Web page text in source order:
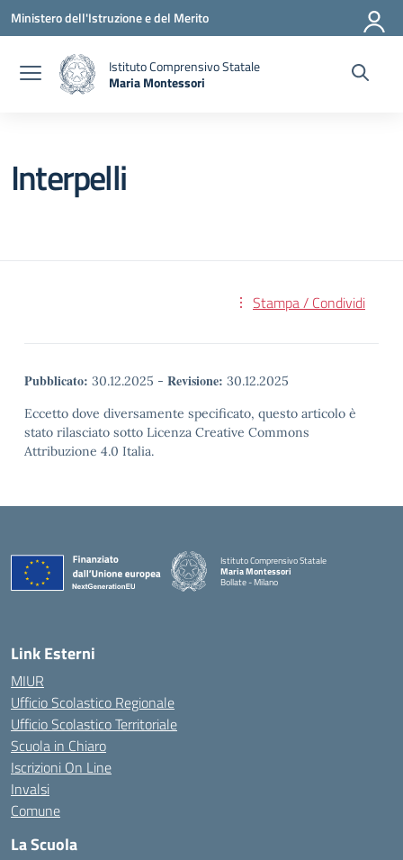
Vai ai contenuti
Vai al menu di navigazione
Vai al footer
Ministero dell'Istruzione e del Merito
Istituto Comprensivo Statale
Maria Montessori
Interpelli
Stampa / Condividi
Pubblicato: 30.12.2025 - Revisione: 30.12.2025
Eccetto dove diversamente specificato, questo articolo è
stato rilasciato sotto Licenza Creative Commons
Attribuzione 4.0 Italia.
Istituto Comprensivo Statale
Maria Montessori
Bollate - Milano
Link Esterni
MIUR
Ufficio Scolastico Regionale
Ufficio Scolastico Territoriale
Scuola in Chiaro
Iscrizioni On Line
Invalsi
Comune
La Scuola